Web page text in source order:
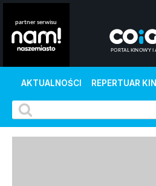
AKTUALNOŚCI REPERTUAR KIN